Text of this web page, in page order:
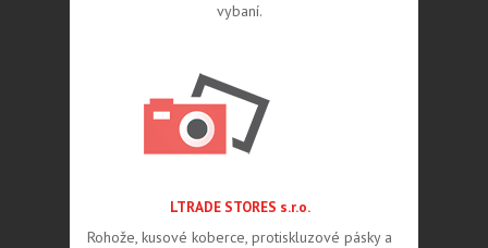
vybaní.
LTRADE STORES s.r.o.
Rohože, kusové koberce, protiskluzové pásky a